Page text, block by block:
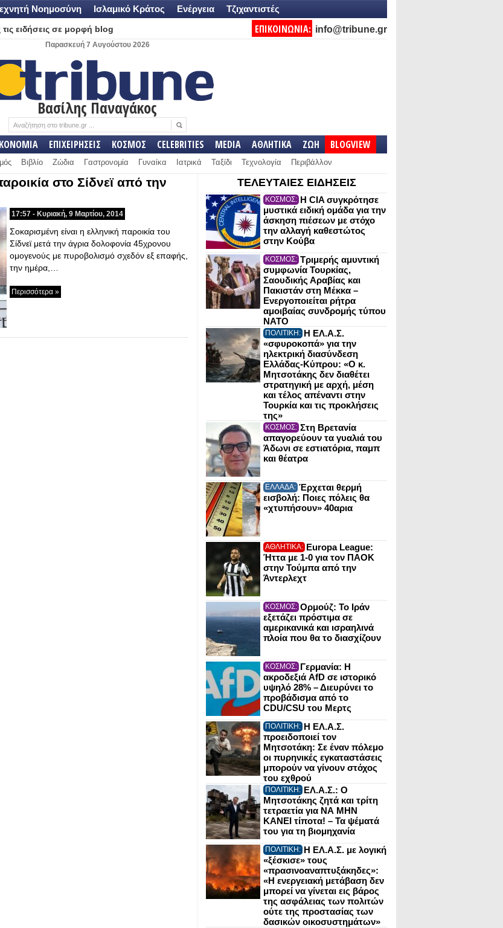
Νοημοσύνη Ισλαμικό Κράτος Ενέργεια Τζιχαντιστές
ειδήσεις σε μορφή blog ΕΠΙΚΟΙΝΩΝΙΑ: info@tribune.gr
Παρασκευή 7 Αυγούστου 2026
Βασίλης Παναγάκος
ΕΠΙΧΕΙΡΗΣΕΙΣ ΚΟΣΜΟΣ CELEBRITIES MEDIA ΑΘΛΗΤΙΚΑ ΖΩΗ BLOGVIEW
Βιβλίο Ζώδια Γαστρονομία Γυναίκα Ιατρικά Ταξίδι Τεχνολογία Περιβάλλον
στο Σίδνεϊ από την
17:57 - Κυριακή, 9 Μαρτίου, 2014
Σοκαρισμένη είναι η ελληνική παροικία του
Σίδνεϊ μετά την άγρια δολοφονία 45χρονου
ομογενούς με πυροβολισμό σχεδόν εξ επαφής,
την ημέρα,…
Περισσότερα »
ΤΕΛΕΥΤΑΙΕΣ ΕΙΔΗΣΕΙΣ
ΚΟΣΜΟΣ: Η CIA συγκρότησε
μυστικά ειδική ομάδα για την
άσκηση πιέσεων με στόχο
την αλλαγή καθεστώτος
στην Κούβα
ΚΟΣΜΟΣ: Τριμερής αμυντική
συμφωνία Τουρκίας,
Σαουδικής Αραβίας και
Πακιστάν στη Μέκκα –
Ενεργοποιείται ρήτρα
αμοιβαίας συνδρομής τύπου
NATO
ΠΟΛΙΤΙΚΗ: Η ΕΛ.Α.Σ.
«σφυροκοπά» για την
ηλεκτρική διασύνδεση
Ελλάδας-Κύπρου: «Ο κ.
Μητσοτάκης δεν διαθέτει
στρατηγική με αρχή, μέση
και τέλος απέναντι στην
Τουρκία και τις προκλήσεις
της»
ΚΟΣΜΟΣ: Στη Βρετανία
απαγορεύουν τα γυαλιά του
Άδωνι σε εστιατόρια, παμπ
και θέατρα
ΕΛΛΑΔΑ: Έρχεται θερμή
εισβολή: Ποιες πόλεις θα
«χτυπήσουν» 40αρια
ΑΘΛΗΤΙΚΑ: Europa League:
Ήττα με 1-0 για τον ΠΑΟΚ
στην Τούμπα από την
Άντερλεχτ
ΚΟΣΜΟΣ: Ορμούζ: Το Ιράν
εξετάζει πρόστιμα σε
αμερικανικά και ισραηλινά
πλοία που θα το διασχίζουν
ΚΟΣΜΟΣ: Γερμανία: Η
ακροδεξιά AfD σε ιστορικό
υψηλό 28% – Διευρύνει το
προβάδισμα από το
CDU/CSU του Μερτς
ΠΟΛΙΤΙΚΗ: Η ΕΛ.Α.Σ.
προειδοποιεί τον
Μητσοτάκη: Σε έναν πόλεμο
οι πυρηνικές εγκαταστάσεις
μπορούν να γίνουν στόχος
του εχθρού
ΠΟΛΙΤΙΚΗ: ΕΛ.Α.Σ.: Ο
Μητσοτάκης ζητά και τρίτη
τετραετία για ΝΑ ΜΗΝ
ΚΑΝΕΙ τίποτα! – Τα ψέματά
του για τη βιομηχανία
ΠΟΛΙΤΙΚΗ: Η ΕΛ.Α.Σ. με λογική
«ξέσκισε» τους
«πρασινοαναπτυξάκηδες»:
«Η ενεργειακή μετάβαση δεν
μπορεί να γίνεται εις βάρος
της ασφάλειας των πολιτών
ούτε της προστασίας των
δασικών οικοσυστημάτων»